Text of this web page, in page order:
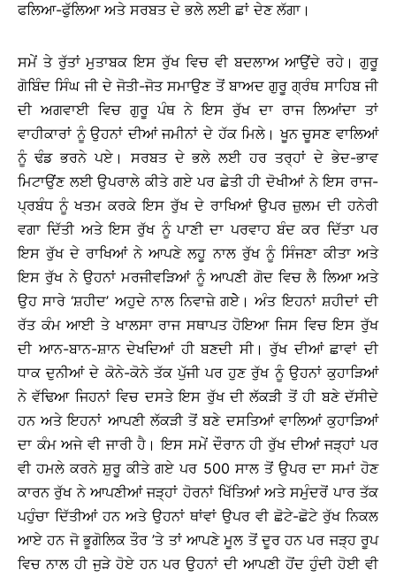
ਫਲਿਆ-ਫੁੱਲਿਆ ਅਤੇ ਸਰਬਤ ਦੇ ਭਲੇ ਲਈ ਛਾਂ ਦੇਣ ਲੱਗਾ।
ਸਮੇਂ ਤੇ ਰੁੱਤਾਂ ਮੁਤਾਬਕ ਇਸ ਰੁੱਖ ਵਿਚ ਵੀ ਬਦਲਾਅ ਆਉਂਦੇ ਰਹੇ। ਗੁਰੂ
ਗੋਬਿੰਦ ਸਿੰਘ ਜੀ ਦੇ ਜੋਤੀ-ਜੋਤ ਸਮਾਉਣ ਤੋਂ ਬਾਅਦ ਗੁਰੂ ਗ੍ਰੰਥ ਸਾਹਿਬ ਜੀ
ਦੀ ਅਗਵਾਈ ਵਿਚ ਗੁਰੂ ਪੰਥ ਨੇ ਇਸ ਰੁੱਖ ਦਾ ਰਾਜ ਲਿਆਂਦਾ ਤਾਂ
ਵਾਹੀਕਾਰਾਂ ਨੂੰ ਉਹਨਾਂ ਦੀਆਂ ਜਮੀਨਾਂ ਦੇ ਹੱਕ ਮਿਲੇ। ਖੂਨ ਚੂਸਣ ਵਾਲਿਆਂ
ਨੂੰ ਢੰਡ ਭਰਨੇ ਪਏ। ਸਰਬਤ ਦੇ ਭਲੇ ਲਈ ਹਰ ਤਰ੍ਹਾਂ ਦੇ ਭੇਦ-ਭਾਵ
ਮਿਟਾਉਂਣ ਲਈ ਉਪਰਾਲੇ ਕੀਤੇ ਗਏ ਪਰ ਛੇਤੀ ਹੀ ਦੋਖੀਆਂ ਨੇ ਇਸ ਰਾਜ-
ਪ੍ਰਬੰਧ ਨੂੰ ਖਤਮ ਕਰਕੇ ਇਸ ਰੁੱਖ ਦੇ ਰਾਖਿਆਂ ਉਪਰ ਜ਼ੁਲਮ ਦੀ ਹਨੇਰੀ
ਵਗਾ ਦਿੱਤੀ ਅਤੇ ਇਸ ਰੁੱਖ ਨੂੰ ਪਾਣੀ ਦਾ ਪਰਵਾਹ ਬੰਦ ਕਰ ਦਿੱਤਾ ਪਰ
ਇਸ ਰੁੱਖ ਦੇ ਰਾਖਿਆਂ ਨੇ ਆਪਣੇ ਲਹੂ ਨਾਲ ਰੁੱਖ ਨੂੰ ਸਿੰਜਣਾ ਕੀਤਾ ਅਤੇ
ਇਸ ਰੁੱਖ ਨੇ ਉਹਨਾਂ ਮਰਜੀਵੜਿਆਂ ਨੂੰ ਆਪਣੀ ਗੋਦ ਵਿਚ ਲੈ ਲਿਆ ਅਤੇ
ਉਹ ਸਾਰੇ ‘ਸ਼ਹੀਦ’ ਅਹੁਦੇ ਨਾਲ ਨਿਵਾਜ਼ੇ ਗਏੇ। ਅੰਤ ਇਹਨਾਂ ਸ਼ਹੀਦਾਂ ਦੀ
ਰੱਤ ਕੰਮ ਆਈ ਤੇ ਖਾਲਸਾ ਰਾਜ ਸਥਾਪਤ ਹੋਇਆ ਜਿਸ ਵਿਚ ਇਸ ਰੁੱਖ
ਦੀ ਆਨ-ਬਾਨ-ਸ਼ਾਨ ਦੇਖਦਿਆਂ ਹੀ ਬਣਦੀ ਸੀ। ਰੁੱਖ ਦੀਆਂ ਛਾਵਾਂ ਦੀ
ਧਾਕ ਦੁਨੀਆਂ ਦੇ ਕੋਨੇ-ਕੋਨੇ ਤੱਕ ਪੁੱਜੀ ਪਰ ਹੁਣ ਰੁੱਖ ਨੂੰ ਉਹਨਾਂ ਕੁਹਾੜਿਆਂ
ਨੇ ਵੱਢਿਆ ਜਿਹਨਾਂ ਵਿਚ ਦਸਤੇ ਇਸ ਰੁੱਖ ਦੀ ਲੱਕੜੀ ਤੋਂ ਹੀ ਬਣੇ ਦੱਸੀਦੇ
ਹਨ ਅਤੇ ਇਹਨਾਂ ਆਪਣੀ ਲੱਕੜੀ ਤੋਂ ਬਣੇ ਦਸਤਿਆਂ ਵਾਲਿਆਂ ਕੁਹਾੜਿਆਂ
ਦਾ ਕੰਮ ਅਜੇ ਵੀ ਜਾਰੀ ਹੈ। ਇਸ ਸਮੇਂ ਦੌਰਾਨ ਹੀ ਰੁੱਖ ਦੀਆਂ ਜੜ੍ਹਾਂ ਪਰ
ਵੀ ਹਮਲੇ ਕਰਨੇ ਸ਼ੁਰੂ ਕੀਤੇ ਗਏ ਪਰ 500 ਸਾਲ ਤੋਂ ਉਪਰ ਦਾ ਸਮਾਂ ਹੋਣ
ਕਾਰਨ ਰੁੱਖ ਨੇ ਆਪਣੀਆਂ ਜੜ੍ਹਾਂ ਹੋਰਨਾਂ ਖਿੱਤਿਆਂ ਅਤੇ ਸਮੁੰਦਰੋਂ ਪਾਰ ਤੱਕ
ਪਹੁੰਚਾ ਦਿੱਤੀਆਂ ਹਨ ਅਤੇ ਉਹਨਾਂ ਥਾਂਵਾਂ ਉਪਰ ਵੀ ਛੋਟੇ-ਛੋਟੇ ਰੁੱਖ ਨਿਕਲ
ਆਏ ਹਨ ਜੋ ਭੂਗੋਲਿਕ ਤੌਰ ’ਤੇ ਤਾਂ ਆਪਣੇ ਮੂਲ ਤੋਂ ਦੂਰ ਹਨ ਪਰ ਜੜ੍ਹ ਰੂਪ
ਵਿਚ ਨਾਲ ਹੀ ਜੁੜੇ ਹੋਏ ਹਨ ਪਰ ਉਹਨਾਂ ਦੀ ਆਪਣੀ ਹੋਂਦ ਹੁੰਦੀ ਹੋਈ ਵੀ